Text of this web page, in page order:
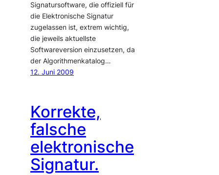
Signatursoftware, die offiziell für
die Elektronische Signatur
zugelassen ist, extrem wichtig,
die jeweils aktuellste
Softwareversion einzusetzen, da
der Algorithmenkatalog…
12. Juni 2009
Korrekte,
falsche
elektronische
Signatur.